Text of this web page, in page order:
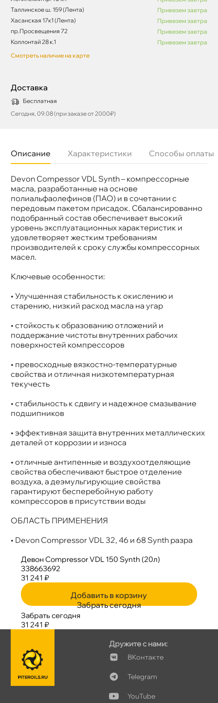
Таллинское ш. 159 (Лента)
Привезем завтра
Хасанская 17к1 (Лента)
Привезем завтра
пр.Просвещения 72
Привезем завтра
Коллонтай 28 к.1
Привезем завтра
Смотреть наличие на карте
Доставка
Бесплатная
Сегодня, 09.08 (при заказе от 2000₽)
Описание Характеристики Способы оплаты
Devon Compessor VDL Synth – компрессорные
масла, разработанные на основе
полиальфаолефинов (ПАО) и в сочетании с
передовым пакетом присадок. Сбалансированно
подобранный состав обеспечивает высокий
уровень эксплуатационных характеристик и
удовлетворяет жестким требованиям
производителей к сроку службы компрессорных
масел.
Ключевые особенности:
• Улучшенная стабильность к окислению и
старению, низкий расход масла на угар
• стойкость к образованию отложений и
поддержание чистоты внутренних рабочих
поверхностей компрессоро
• превосходные вязкостно-температурные
свойства и отличная низкотемпературная
текучесть
• стабильность к сдвигу и надежное смазывание
подшипнико
• эффективная защита внутренних металлических
деталей от коррозии и износа
• отличные антипенные и воздухоотделяющие
свойства обеспечивают быстрое отделение
оздуха, а деэмульгирующие свойства
арантируют бесперебойную работу
компрессоров в присутствии воды
ОБЛАСТЬ ПРИМЕНЕНИЯ
• Devon Compressor VDL 32, 46 и 68 Synth разра
язкость
ISO 150
Тип масла
Синтетика
Спецификации
DIN 51506: VDL ISO 6743-3: DAJ
Объем
20л
Артикул
338663692
Применение
Компрессорное
Девон Compressor VDL 150 Synth (20л)
338663692
31 241 ₽
Добавить в корзину
Забрать сегодня
Забрать сегодня
31 241 ₽
Дружите с нами:
Контакте
Telegram
YouTube